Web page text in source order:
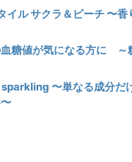
イル サクラ＆ピーチ 〜
血糖値が気になる方に ～
〜単なる成分だ